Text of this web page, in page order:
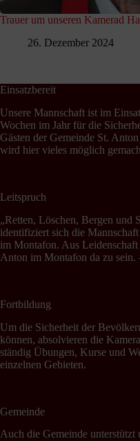
Trauer um unseren Kamerad
26. Dezember 2024
Einsatzbereit
Unsere Mannschaft ist im
Wochen im Jahr für die
Gästen der Gemeinde St.
wird hier vieles möglich
Leitspruch
„Retten, Löschen, Bergen und
identifiziert sich die
im Montafon. Aus
Anton im Montafon da zu sein.
Fortbildung
Um die Sicherheit der
können, absolvieren die
ständig Übungen, Kurse und
einzelnen Gebieten.
Gemeinde
Auch die Gemeinde